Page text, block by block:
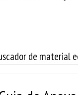
de material